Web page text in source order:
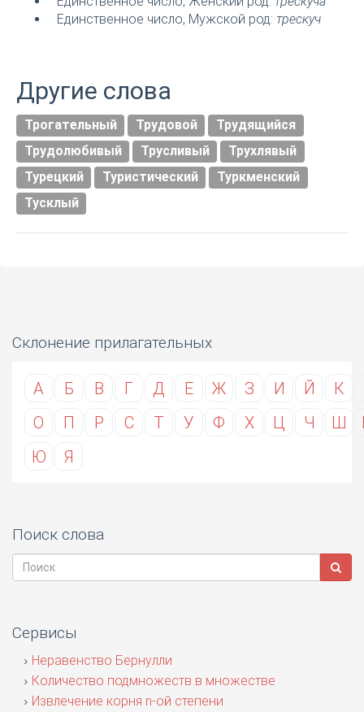
Единственное число, Мужской род: трескуч
Другие слова
Трогательный Трудовой
Трудящийся
Трудолюбивый
Трусливый
Трухлявый
Турецкий
Туристический
Туркменский
Тусклый
Склонение прилагательных
А Б В Г Д Е Ж З И Й К
О
П Р С Т У Ф Х Ц Ч Ш
Ю
Я
Поиск слова
Сервисы
Неравенство Бернулли
Количество подмножеств в множестве
Извлечение корня n-ой степени